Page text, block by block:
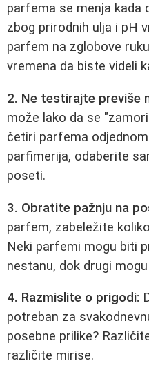
parfema se menja kada
zbog prirodnih ulja i pH
parfem na zglobove
vremena da biste videli
2. Ne testirajte previše
može lako da se
četiri parfema
parfimerija, odaberite
poseti.
3. Obratite pažnju na
parfem, zabeležite
Neki parfemi mogu biti
nestanu, dok drugi
4. Razmislite o prigodi:
potreban za
posebne prilike?
različite mirise.